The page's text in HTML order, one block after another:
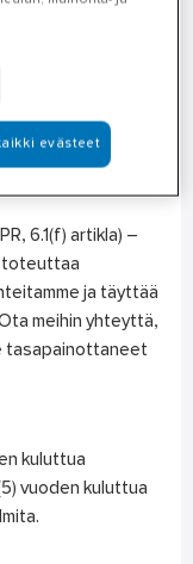
täyttäminen
solmimista sekä
6.1(f) artikla) –
toteuttaa
ja täyttää
meihin yhteyttä,
tasapainottaneet
kuluttua
vuoden kuluttua
evästeet